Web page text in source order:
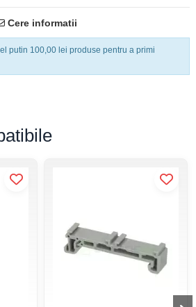
putin 100,00 lei produse pentru a primi
Cere informatii
redefinește organizarea. Acest bloc
o aranjare clară a terminalelor datorită
Flexibilitatea este garantată de
, acest element este pregătit să
Inserție directă a firelor rigide sau cu
de cablare cu până la 80%.
punților manuale între borne.